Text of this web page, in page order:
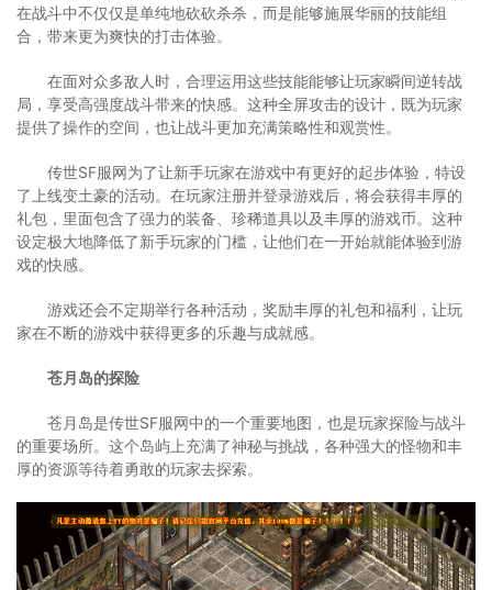
在战斗中不仅仅是单纯地砍砍杀杀，而是能够施展华丽的技能组
合，带来更为爽快的打击体验。
在面对众多敌人时，合理运用这些技能能够让玩家瞬间逆转战
局，享受高强度战斗带来的快感。这种全屏攻击的设计，既为玩家
提供了操作的空间，也让战斗更加充满策略性和观赏性。
传世SF服网为了让新手玩家在游戏中有更好的起步体验，特设
了上线变土豪的活动。在玩家注册并登录游戏后，将会获得丰厚的
礼包，里面包含了强力的装备、珍稀道具以及丰厚的游戏币。这种
设定极大地降低了新手玩家的门槛，让他们在一开始就能体验到游
戏的快感。
游戏还会不定期举行各种活动，奖励丰厚的礼包和福利，让玩
家在不断的游戏中获得更多的乐趣与成就感。
苍月岛的探险
苍月岛是传世SF服网中的一个重要地图，也是玩家探险与战斗
的重要场所。这个岛屿上充满了神秘与挑战，各种强大的怪物和丰
厚的资源等待着勇敢的玩家去探索。